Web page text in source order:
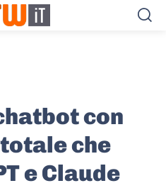
con
che
e Claude